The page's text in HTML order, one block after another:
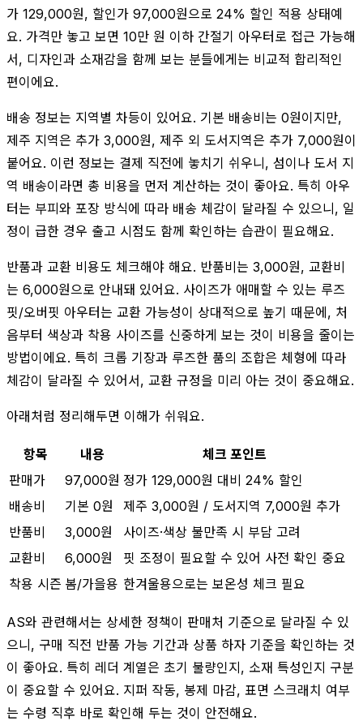
가 129,000원, 할인가 97,000원으로 24% 할인 적용 상태예
요. 가격만 놓고 보면 10만 원 이하 간절기 아우터로 접근 가능해
서, 디자인과 소재감을 함께 보는 분들에게는 비교적 합리적인
편이에요.
배송 정보는 지역별 차등이 있어요. 기본 배송비는 0원이지만,
제주 지역은 추가 3,000원, 제주 외 도서지역은 추가 7,000원이
붙어요. 이런 정보는 결제 직전에 놓치기 쉬우니, 섬이나 도서 지
역 배송이라면 총 비용을 먼저 계산하는 것이 좋아요. 특히 아우
터는 부피와 포장 방식에 따라 배송 체감이 달라질 수 있으니, 일
정이 급한 경우 출고 시점도 함께 확인하는 습관이 필요해요.
반품과 교환 비용도 체크해야 해요. 반품비는 3,000원, 교환비
는 6,000원으로 안내돼 있어요. 사이즈가 애매할 수 있는 루즈
핏/오버핏 아우터는 교환 가능성이 상대적으로 높기 때문에, 처
음부터 색상과 착용 사이즈를 신중하게 보는 것이 비용을 줄이는
방법이에요. 특히 크롭 기장과 루즈한 품의 조합은 체형에 따라
체감이 달라질 수 있어서, 교환 규정을 미리 아는 것이 중요해요.
아래처럼 정리해두면 이해가 쉬워요.
항목 내용
체크 포인트
판매가
97,000원 정가 129,000원 대비 24% 할인
배송비
기본 0원
제주 3,000원 / 도서지역 7,000원 추가
반품비
3,000원
사이즈·색상 불만족 시 부담 고려
교환비
6,000원
핏 조정이 필요할 수 있어 사전 확인 중요
착용 시즌 봄/가을용 한겨울용으로는 보온성 체크 필요
AS와 관련해서는 상세한 정책이 판매처 기준으로 달라질 수 있
으니, 구매 직전 반품 가능 기간과 상품 하자 기준을 확인하는 것
이 좋아요. 특히 레더 계열은 초기 불량인지, 소재 특성인지 구분
이 중요할 수 있어요. 지퍼 작동, 봉제 마감, 표면 스크래치 여부
는 수령 직후 바로 확인해 두는 것이 안전해요.